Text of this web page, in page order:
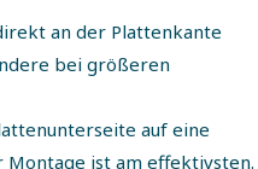
an der Plattenkante
bei größeren
auf eine
Montage ist am effektivsten.